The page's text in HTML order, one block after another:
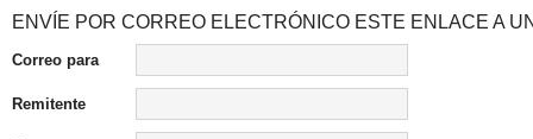
ENVÍE POR CORREO ELECTRÓNICO ESTE ENLACE A
Correo para
Remitente